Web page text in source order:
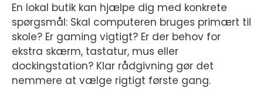
En lokal butik kan hjælpe dig med konkrete
spørgsmål: Skal computeren bruges primært til
skole? Er gaming vigtigt? Er der behov for
ekstra skærm, tastatur, mus eller
dockingstation? Klar rådgivning gør det
nemmere at vælge rigtigt første gang.